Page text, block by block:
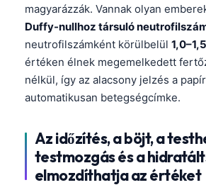
magyarázzák. Vannak olyan
Duffy-nullhoz társuló
neutrofilszámként körülbelül
értéken élnek megemelkedett
nélkül, így az alacsony jelzés a
automatikusan betegségcímke.
Az időzítés, a böjt, a
testmozgás és a
elmozdíthatja az értéket